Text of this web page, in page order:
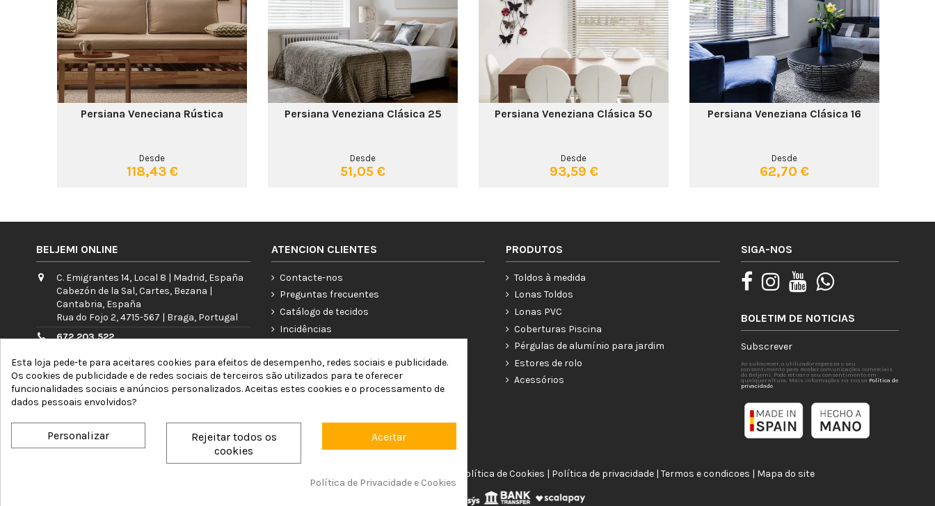
Persiana Veneciana Rústica
Desde
118,43 €
Persiana Veneziana Clásica 25
Desde
51,05 €
Persiana Veneziana Clásica 50
Desde
93,59 €
Persiana Veneziana Clásica 16
Desde
62,70 €
BELJEMI ONLINE
C. Emigrantes 14, Local 8 | Madrid, España
Cabezón de la Sal, Cartes, Bezana |
Cantabria, España
Rua do Fojo 2, 4715-567 | Braga, Portugal
672 203 522
info@beljemi.com
Atenção telefônica: L a V 09:00 - 15:30h
ATENCION CLIENTES
Contacte-nos
Preguntas frecuentes
Catálogo de tecidos
Incidências
A minha conta
Blog
PRODUTOS
Toldos à medida
Lonas Toldos
Lonas PVC
Coberturas Piscina
Pérgulas de alumínio para jardim
Estores de rolo
Acessórios
SIGA-NOS
BOLETIM DE NOTICIAS
Subscrever
Ao subscrever, o utilizador expressa o seu
consentimento para receber comunicações comerciais
do Beljemi. Pode retirar o seu consentimento em
qualquer altura. Mais informações na nossa Política de
privacidade
Política de Cookies | Política de privacidade| Termos e condicoes | Mapa do site
Esta loja pede-te para aceitares cookies para efeitos de desempenho, redes sociais e publicidade.
Os cookies de publicidade e de redes sociais de terceiros são utilizados para te oferecer
funcionalidades sociais e anúncios personalizados. Aceitas estes cookies e o processamento de
dados pessoais envolvidos?
Aceitar
Rejeitar todos os
cookies
Personalizar
Política de Privacidade e Cookies